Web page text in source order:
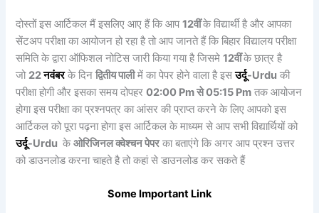
दोस्तों इस आर्टिकल मैं इसलिए आए हैं कि आप12वींके विद्यार्थी है और आपका
सेंटअप परीक्षा का आयोजन हो रहा है तो आप जानते हैं कि बिहार विद्यालय परीक्षा
समिति के द्वारा ऑफिशल नोटिस जारी किया गया है जिसमे12वींके छात्र है
जो 22नवंबरके दिनद्वितीयपालीमें का पेपर होने वाला है इसउर्दू-Urdu की
परीक्षा होगी और इसका समय दोपहर02:00 Pm से 05:15 Pm तक आयोजन
होगा इस परीक्षा का प्रश्नपत्र का आंसर की प्राप्त करने के लिए आपको इस
आर्टिकल को पूरा पढ़ना होगा इस आर्टिकल के माध्यम से आप सभी विद्यार्थियों को
उर्दू-Urdu केओरिजिनल क्वेश्चन पेपरका बताएंगे कि अगर आप प्रश्न उत्तर
को डाउनलोड करना चाहते है तो कहां से डाउनलोड कर सकते हैं
Some Important Link